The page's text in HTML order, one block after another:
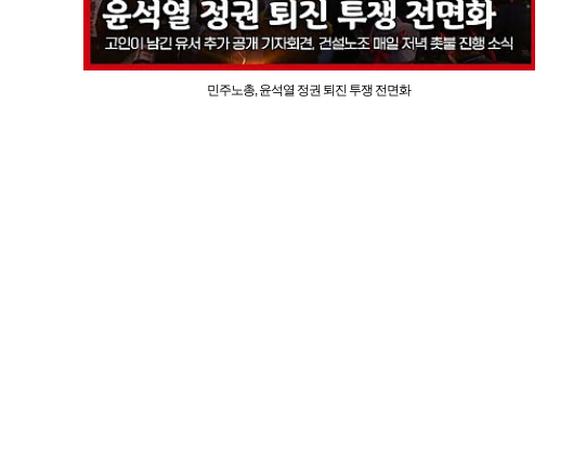
민주노총, 윤석열 정권 퇴진 투쟁 전면화